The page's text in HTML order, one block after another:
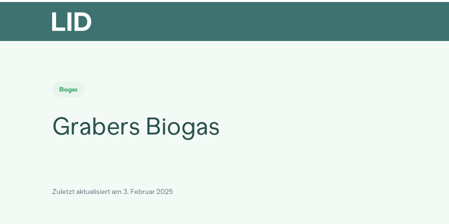
Biogas
Grabers Biogas
Zuletzt aktualisiert am 3. Februar 2025